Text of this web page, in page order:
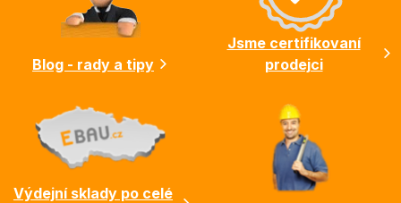
Blog - rady a tipy
Jsme certifikovaní
prodejci
Výdejní sklady po celé